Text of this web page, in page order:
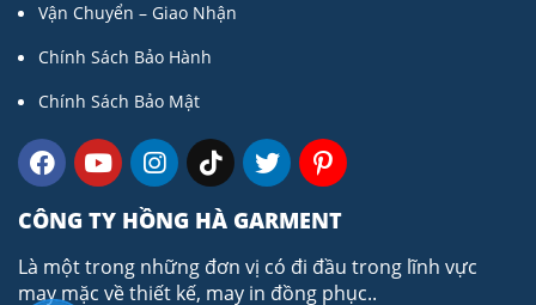
Vận Chuyển – Giao Nhận
Chính Sách Bảo Hành
Chính Sách Bảo Mật
CÔNG TY HỒNG HÀ GARMENT
Là một trong những đơn vị có đi đầu trong lĩnh vực
may mặc về thiết kế, may in đồng phục..